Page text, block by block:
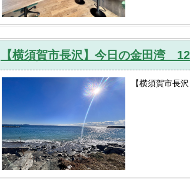
【横須賀市長沢】今日の金田湾 12
【横須賀市長